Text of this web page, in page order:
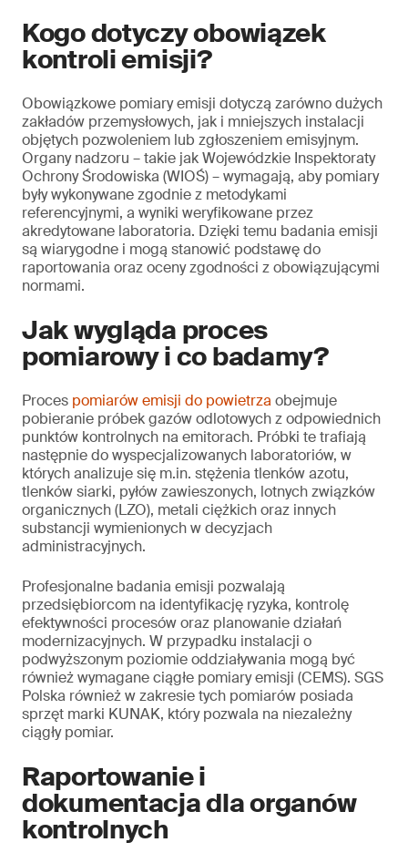
Kogo dotyczy obowiązek
kontroli emisji?
Obowiązkowe pomiary emisji dotyczą zarówno dużych
zakładów przemysłowych, jak i mniejszych instalacji
objętych pozwoleniem lub zgłoszeniem emisyjnym.
Organy nadzoru – takie jak Wojewódzkie Inspektoraty
Ochrony Środowiska (WIOŚ) – wymagają, aby pomiary
były wykonywane zgodnie z metodykami
referencyjnymi, a wyniki weryfikowane przez
akredytowane laboratoria. Dzięki temu badania emisji
są wiarygodne i mogą stanowić podstawę do
raportowania oraz oceny zgodności z obowiązującymi
normami.
Jak wygląda proces
pomiarowy i co badamy?
Proces pomiarów emisji do powietrza obejmuje
pobieranie próbek gazów odlotowych z odpowiednich
punktów kontrolnych na emitorach. Próbki te trafiają
następnie do wyspecjalizowanych laboratoriów, w
których analizuje się m.in. stężenia tlenków azotu,
tlenków siarki, pyłów zawieszonych, lotnych związków
organicznych (LZO), metali ciężkich oraz innych
substancji wymienionych w decyzjach
administracyjnych.
Profesjonalne badania emisji pozwalają
przedsiębiorcom na identyfikację ryzyka, kontrolę
efektywności procesów oraz planowanie działań
modernizacyjnych. W przypadku instalacji o
podwyższonym poziomie oddziaływania mogą być
również wymagane ciągłe pomiary emisji (CEMS). SGS
Polska również w zakresie tych pomiarów posiada
sprzęt marki KUNAK, który pozwala na niezależny
ciągły pomiar.
Raportowanie i
dokumentacja dla organów
kontrolnych